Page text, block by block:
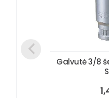
Galvutė 3/8